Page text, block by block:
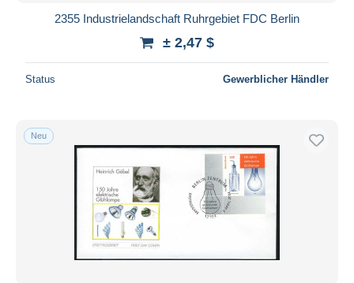
2355 Industrielandschaft Ruhrgebiet FDC Berlin
± 2,47 $
Status Gewerblicher Händler
Neu